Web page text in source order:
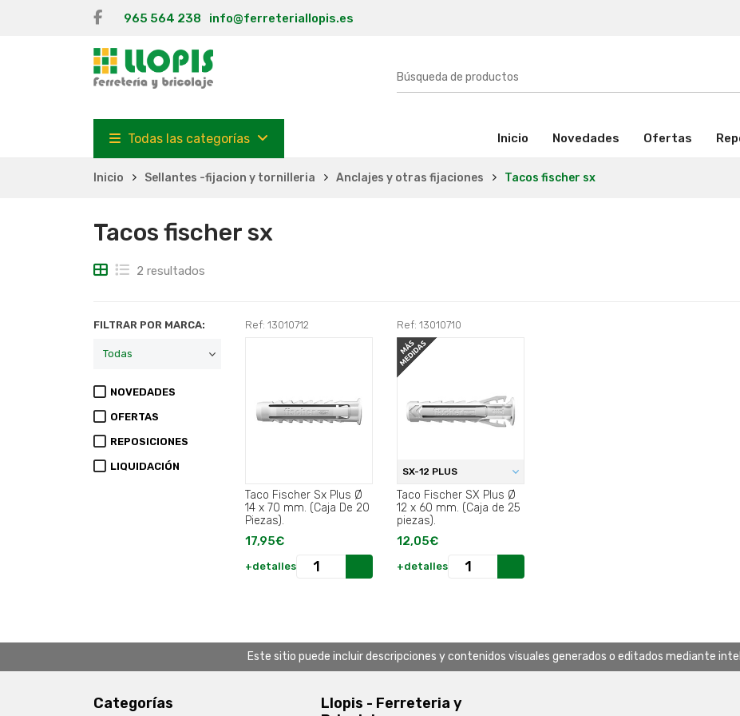
965 564 238 info@ferreteriallopis.es
Todas las categorías Inicio (activo)Novedades Ofertas
Inicio Sellantes -fijacion y tornilleria Anclajes y otras fijaciones Tacos fischer sx
Tacos fischer sx
2 resultados
FILTRAR POR MARCA:
NOVEDADES
OFERTAS
REPOSICIONES
LIQUIDACIÓN
Ref: 13010712
Taco Fischer Sx Plus Ø
14 x 70 mm. (Caja De 20
Piezas).
17,95€
+detalles
Ref: 13010710
SX-12 PLUS
Taco Fischer SX Plus Ø
12 x 60 mm. (Caja de 25
piezas).
12,05€
+detalles
Este sitio puede incluir descripciones y contenidos visuales generados o editados mediante
Categorías
Llopis - Ferreteria y